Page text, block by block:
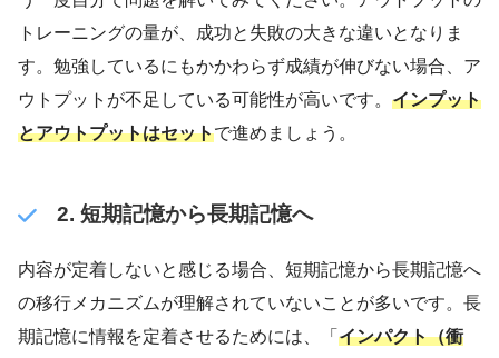
トレーニングの量が、成功と失敗の大きな違いとなりま
す。勉強しているにもかかわらず成績が伸びない場合、ア
ウトプットが不足している可能性が高いです。 インプット
とアウトプットはセットで進めましょう。
2. 短期記憶から長期記憶へ
内容が定着しないと感じる場合、短期記憶から長期記憶へ
の移行メカニズムが理解されていないことが多いです。長
期記憶に情報を定着させるためには、「 インパクト（衝